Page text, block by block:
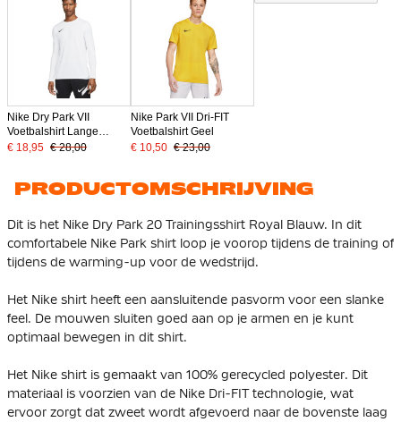
Nike Dry Park VII
Voetbalshirt Lange
Mouwen Wit
€ 18,95 € 28,00
Nike Park VII Dri-FIT
Voetbalshirt Geel
€ 10,50 € 23,00
PRODUCTOMSCHRIJVING
Dit is het Nike Dry Park 20 Trainingsshirt Royal Blauw. In dit
comfortabele Nike Park shirt loop je voorop tijdens de training of
tijdens de warming-up voor de wedstrijd.
Het Nike shirt heeft een aansluitende pasvorm voor een slanke
feel. De mouwen sluiten goed aan op je armen en je kunt
optimaal bewegen in dit shirt.
Het Nike shirt is gemaakt van 100% gerecycled polyester. Dit
materiaal is voorzien van de Nike Dri-FIT technologie, wat
ervoor zorgt dat zweet wordt afgevoerd naar de bovenste laag